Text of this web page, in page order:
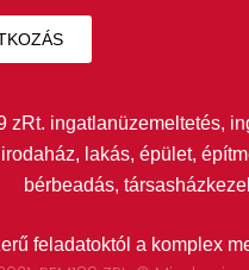
zRt. ingatlanüzemeltetés,
lakás, épület,
bérbeadás,
feladatoktól a komplex